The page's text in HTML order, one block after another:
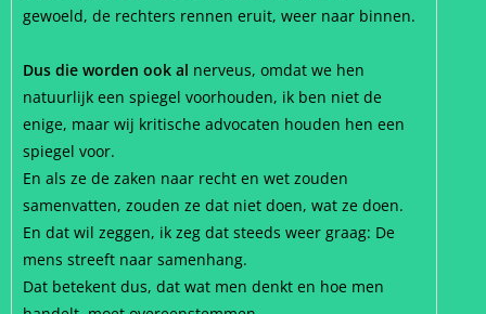
gewoeld, de rechters rennen eruit, weer naar binnen.
Dus die worden ook al nerveus, omdat we hen
natuurlijk een spiegel voorhouden, ik ben niet de
enige, maar wij kritische advocaten houden hen een
spiegel voor.
En als ze de zaken naar recht en wet zouden
samenvatten, zouden ze dat niet doen, wat ze doen.
En dat wil zeggen, ik zeg dat steeds weer graag: De
mens streeft naar samenhang.
Dat betekent dus, dat wat men denkt en hoe men